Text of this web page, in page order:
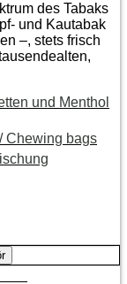
des Tabaks
und Kautabak
–, stets frisch
und Menthol
Chewing bags